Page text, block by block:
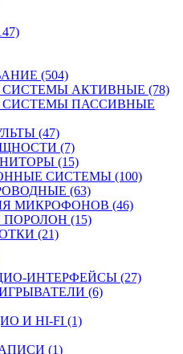
(504)
АКТИВНЫЕ (78)
СИСТЕМЫ ПАССИВНЫЕ
(47)
(7)
(15)
СИСТЕМЫ (100)
(63)
МИКРОФОНОВ (46)
(15)
(21)
ИНТЕРФЕЙСЫ (27)
(6)
И HI-FI (1)
(1)